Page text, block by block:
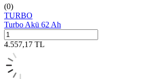
(0)
TURBO
Turbo Akü 62 Ah
4.557,17 TL